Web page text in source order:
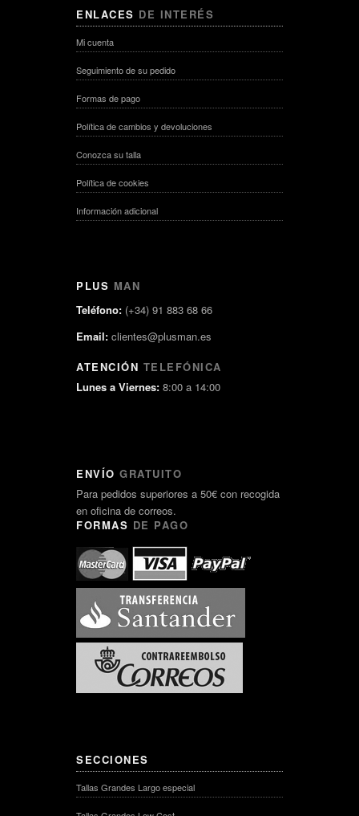
ENLACES DE INTERÉS
Mi cuenta
Seguimiento de su pedido
Formas de pago
Política de cambios y devoluciones
Conozca su talla
Política de cookies
Información adicional
PLUS MAN
Teléfono: (+34) 91 883 68 66
Email: clientes@plusman.es
ATENCIÓN TELEFÓNICA
Lunes a Viernes: 8:00 a 14:00
ENVÍO GRATUITO
Para pedidos superiores a 50€ con recogida
en oficina de correos.
FORMAS DE PAGO
SECCIONES
Tallas Grandes Largo especial